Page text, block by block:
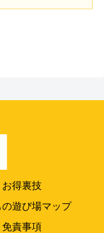
お得裏技
遊び場マップ
免責事項